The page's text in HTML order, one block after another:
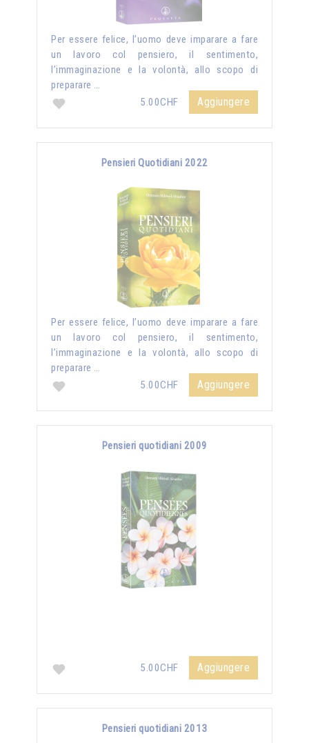
Per essere felice, l’uomo deve imparare a fare
un lavoro col pensiero, il sentimento,
l’immaginazione e la volontà, allo scopo di
preparare …
5.00CHF
Aggiungere
Pensieri Quotidiani 2022
Per essere felice, l’uomo deve imparare a fare
un lavoro col pensiero, il sentimento,
l’immaginazione e la volontà, allo scopo di
preparare …
5.00CHF
Aggiungere
Pensieri quotidiani 2009
5.00CHF Aggiungere
Pensieri quotidiani 2013